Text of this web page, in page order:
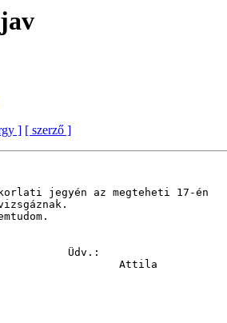
] [ szerző ]
jegyén az megteheti 17-én
Üdv.:
Attila